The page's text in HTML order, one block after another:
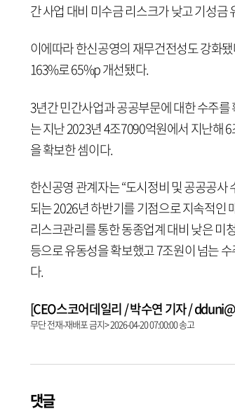
간 사업 대비 미수금 리스크가 낮고 기성
이에따라 한신공영의 재무건전성도 강화
163%로 65%p 개선됐다.
3년간 민간사업과 공공부문에 대한 수주
는 지난 2023년 4조7090억원에서 지난해
을 확보한 셈이다.
한신공영 관계자는 “도시정비 및 공공공
되는 2026년 하반기를 기점으로 지속적인
리스크관리를 통한 동종업계 대비 낮은 미
등으로 유동성을 확보했고 7조원이 넘는
다.
[CEO스코어데일리 / 박수연 기자 /
무단 전재-재배포 금지> 2026-04-20 07:00:00 송고
댓글